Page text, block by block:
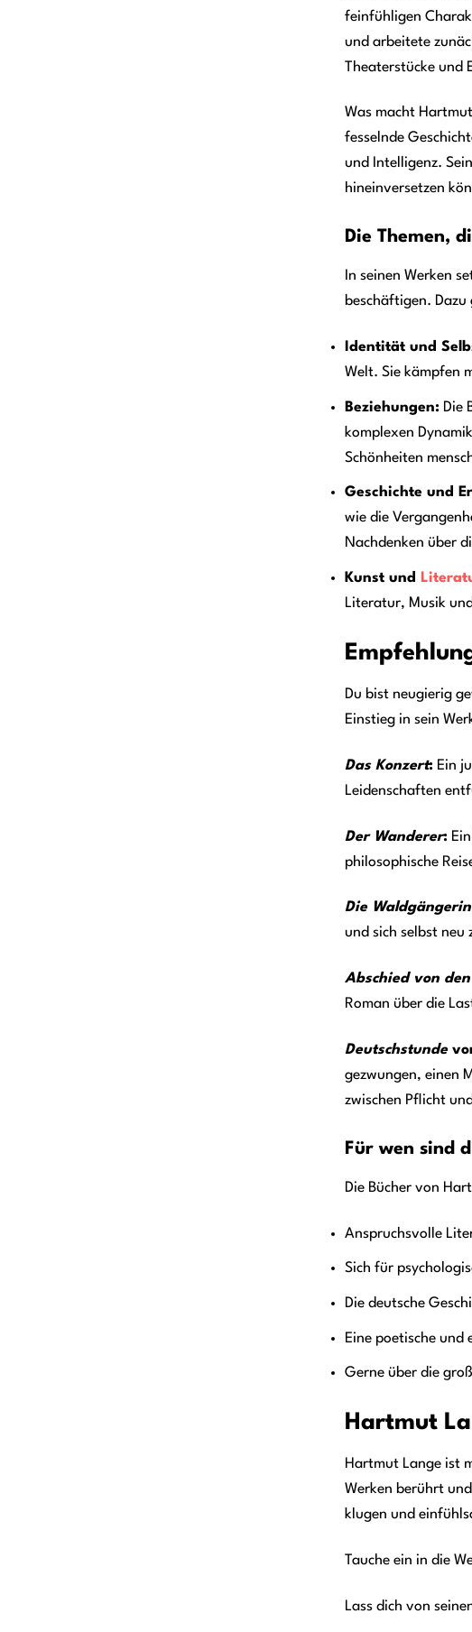
feinfühligen
und arbeitete
Theaterstücke und
Was macht
fesselnde
und Intelligenz.
hineinversetzen
Die Themen,
In seinen Werken
beschäftigen. Dazu
Identität und
Welt. Sie kämpfen
Beziehungen: Die
komplexen
Schönheiten
Geschichte und
wie die
Nachdenken über
Kunst und
Literatur, Musik
Du bist neugierig
Einstieg in sein
Das Konzert: Ein
Leidenschaften
Der Wanderer:
philosophische
Die Waldgängerin
und sich selbst neu
Abschied von
Roman über die
Deutschstunde
gezwungen, einen
zwischen Pflicht
Für wen sind
Die Bücher von
Anspruchsvolle
Sich für
Die deutsche
Eine poetische und
Gerne über die
Hartmut
Hartmut Lange ist
Werken berührt
klugen und
Tauche ein in die
Lass dich von